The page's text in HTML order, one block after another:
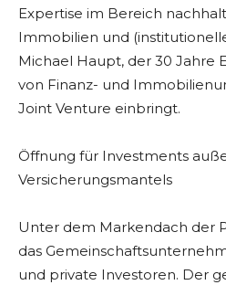
Expertise im Bereich
Immobilien und
Michael Haupt, der 30 Jahre
von Finanz- und
Joint Venture einbringt.
Öffnung für Investments
Versicherungsmantels
Unter dem Markendach der
das
und private Investoren. Der